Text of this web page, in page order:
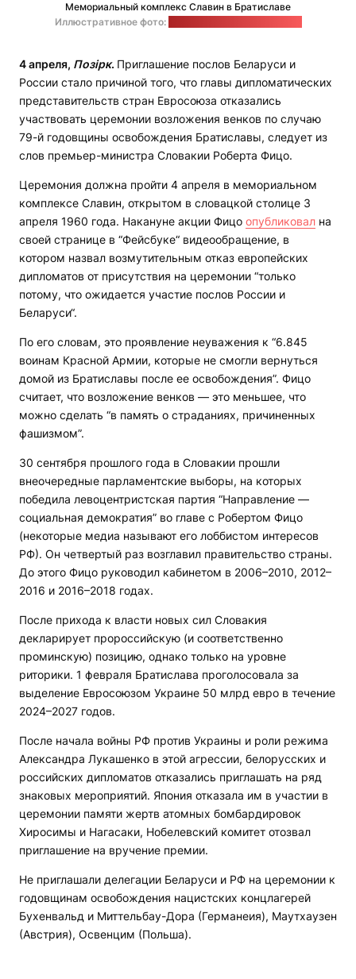
Мемориальный комплекс Славин в Братиславе
Иллюстративное фото:
4 апреля, Позірк. Приглашение послов Беларуси и
России стало причиной того, что главы дипломатических
представительств стран Евросоюза отказались
участвовать церемонии возложения венков по случаю
79-й годовщины освобождения Братиславы, следует из
слов премьер-министра Словакии Роберта Фицо.
Церемония должна пройти 4 апреля в мемориальном
комплексе Славин, открытом в словацкой столице 3
апреля 1960 года. Накануне акции Фицо опубликовал на
своей странице в “Фейсбуке“ видеообращение, в
котором назвал возмутительным отказ европейских
дипломатов от присутствия на церемонии “только
потому, что ожидается участие послов России и
Беларуси“.
По его словам, это проявление неуважения к “6.845
воинам Красной Армии, которые не смогли вернуться
домой из Братиславы после ее освобождения”. Фицо
считает, что возложение венков — это меньшее, что
можно сделать “в память о страданиях, причиненных
фашизмом”.
30 сентября прошлого года в Словакии прошли
внеочередные парламентские выборы, на которых
победила левоцентристская партия “Направление —
социальная демократия” во главе с Робертом Фицо
(некоторые медиа называют его лоббистом интересов
РФ). Он четвертый раз возглавил правительство страны.
До этого Фицо руководил кабинетом в 2006–2010, 2012–
2016 и 2016–2018 годах.
После прихода к власти новых сил Словакия
декларирует пророссийскую (и соответственно
проминскую) позицию, однако только на уровне
риторики. 1 февраля Братислава проголосовала за
выделение Евросоюзом Украине 50 млрд евро в течение
2024–2027 годов.
После начала войны РФ против Украины и роли режима
Александра Лукашенко в этой агрессии, белорусских и
российских дипломатов отказались приглашать на ряд
знаковых мероприятий. Япония отказала им в участии в
церемонии памяти жертв атомных бомбардировок
Хиросимы и Нагасаки, Нобелевский комитет отозвал
приглашение на вручение премии.
Не приглашали делегации Беларуси и РФ на церемонии к
годовщинам освобождения нацистских концлагерей
Бухенвальд и Миттельбау-Дора (Германеия), Маутхаузен
(Австрия), Освенцим (Польша).